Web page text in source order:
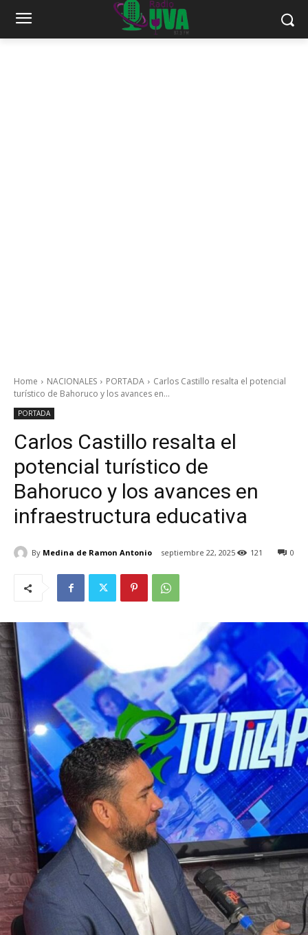
Home NACIONALES PORTADA
Carlos Castillo resalta el potencial
turístico de Bahoruco y los avances en...
PORTADA
Carlos Castillo resalta el
potencial turístico de
Bahoruco y los avances en
infraestructura educativa
By Medina de Ramon Antonio septiembre 22, 2025 0
121